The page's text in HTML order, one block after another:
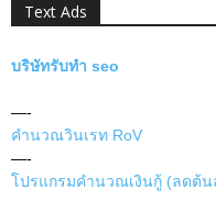
Text Ads
บริษัทรับทำ seo
—-
คำนวณวินเรท RoV
—-
โปรแกรมคำนวณเงินกู้ (ลดต้น